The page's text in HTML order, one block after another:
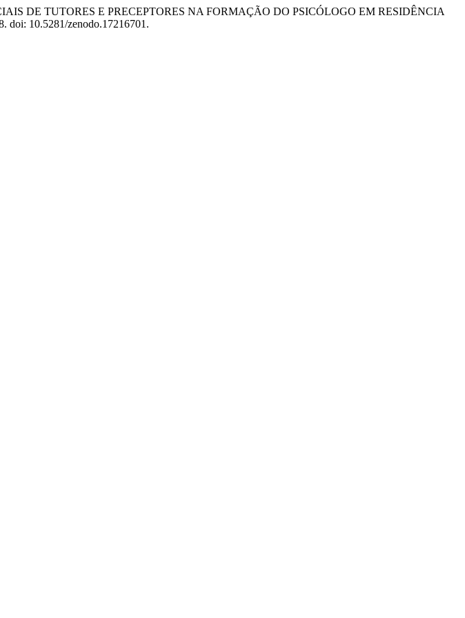
DE TUTORES E PRECEPTORES NA FORMAÇÃO DO PSICÓLOGO EM RESIDÊNCIA
doi: 10.5281/zenodo.17216701.